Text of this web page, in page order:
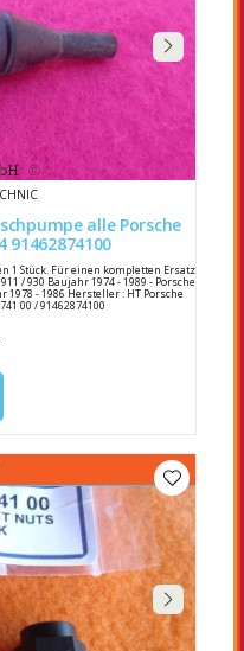
alle Porsche
911 ab Baujahr 1974 91462874100
1 Stück. Für einen kompletten Ersatz
/ 930 Baujahr 1974 - 1989 - Porsche
1978 - 1986 Hersteller : HT Porsche
00 / 91462874100